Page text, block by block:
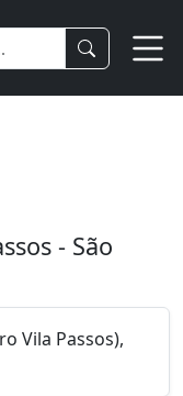
- São
Vila Passos),